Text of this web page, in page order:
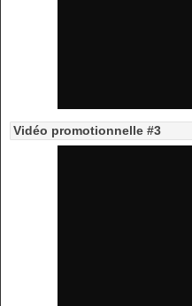
Vidéo promotionnelle #3